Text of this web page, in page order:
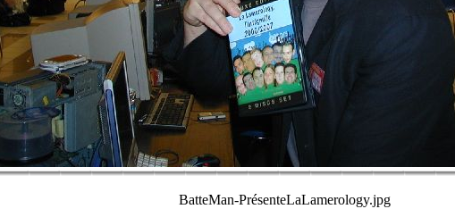
BatteMan-PrésenteLaLamerology.jpg